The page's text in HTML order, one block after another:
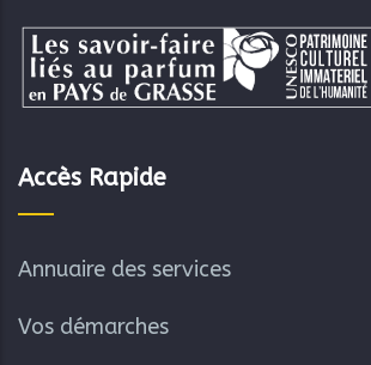
Accès Rapide
Annuaire des services
Vos démarches